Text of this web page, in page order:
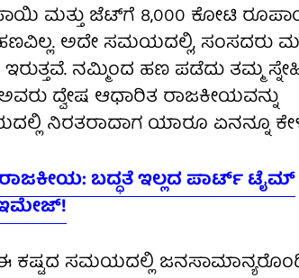
ಮತ್ತು ಜೆಟ್‌ಗೆ 8,000 ಕೋಟಿ
ಅದೇ ಸಮಯದಲ್ಲಿ, ಸಂಸದರು
ನಮ್ಮಿಂದ ಹಣ ಪಡೆದು ತಮ್ಮ
ದ್ವೇಷ ಆಧಾರಿತ ರಾಜಕೀಯವನ್ನು
ನಿರತರಾದಾಗ ಯಾರೂ ಏನನ್ನೂ
ಬದ್ಧತೆ ಇಲ್ಲದ ಪಾರ್ಟ್ ಟೈಮ್
ಇಮೇಜ್!
ಕಷ್ಟದ ಸಮಯದಲ್ಲಿ